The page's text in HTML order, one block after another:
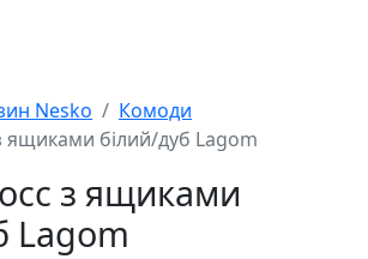
Nesko
Комоди
ящиками білий/дуб Lagom
з ящиками
Lagom